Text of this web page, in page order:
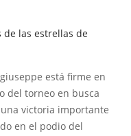
de las estrellas de
está firme en
del torneo en busca
victoria importante
en el podio del